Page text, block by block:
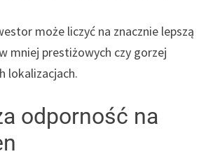
może liczyć na znacznie lepszą
mniej prestiżowych czy gorzej
lokalizacjach.
odporność na